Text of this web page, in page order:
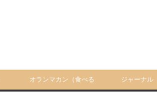
オランマカン（食べる ジャーナル